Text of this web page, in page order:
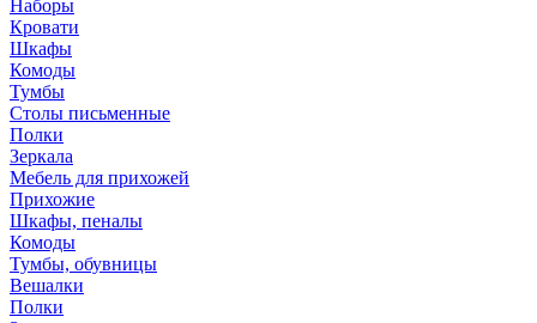
Наборы
Кровати
Шкафы
Комоды
Тумбы
Столы письменные
Полки
Зеркала
Мебель для прихожей
Прихожие
Шкафы, пеналы
Комоды
Тумбы, обувницы
Вешалки
Полки